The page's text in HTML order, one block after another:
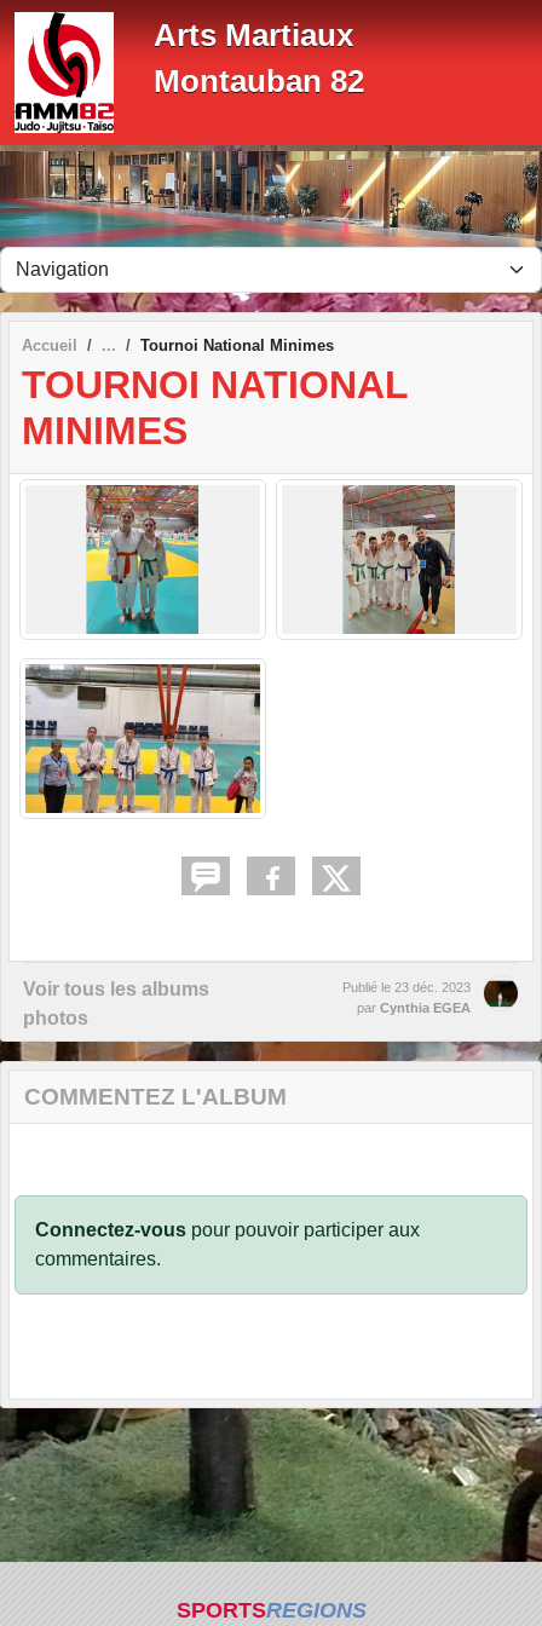
Arts Martiaux
Montauban 82
Accueil Tournoi National Minimes
TOURNOI NATIONAL
MINIMES
Voir tous les albums
photos
Publié le 23 déc. 2023
par Cynthia EGEA
COMMENTEZ L'ALBUM
Connectez-vous pour pouvoir participer aux
commentaires.
SPORTSREGIONS
Panneau de gestion des cookies